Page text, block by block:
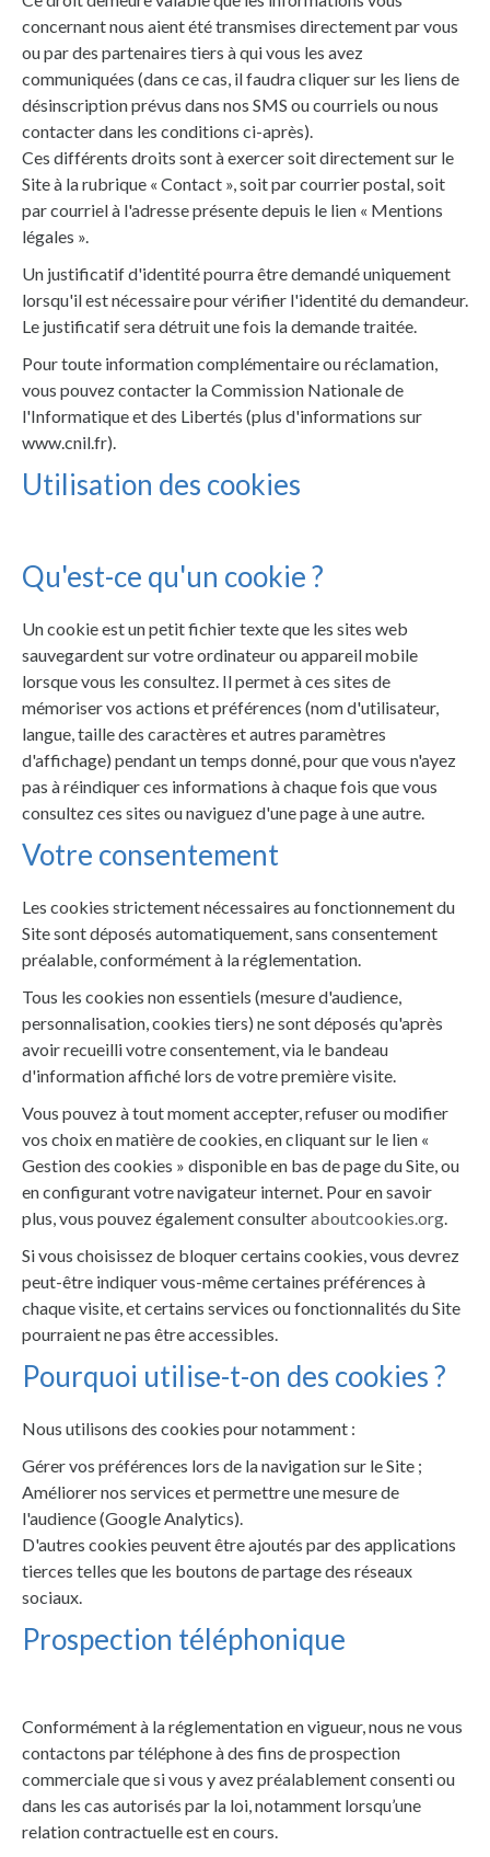
concernant nous aient été transmises directement par vous
ou par des partenaires tiers à qui vous les avez
communiquées (dans ce cas, il faudra cliquer sur les liens de
désinscription prévus dans nos SMS ou courriels ou nous
contacter dans les conditions ci-après).
Ces différents droits sont à exercer soit directement sur le
Site à la rubrique « Contact », soit par courrier postal, soit
par courriel à l'adresse présente depuis le lien « Mentions
légales ».
Un justificatif d'identité pourra être demandé uniquement
lorsqu'il est nécessaire pour vérifier l'identité du demandeur.
Le justificatif sera détruit une fois la demande traitée.
Pour toute information complémentaire ou réclamation,
vous pouvez contacter la Commission Nationale de
l'Informatique et des Libertés (plus d'informations sur
www.cnil.fr).
Utilisation des cookies
Qu'est-ce qu'un cookie ?
Un cookie est un petit fichier texte que les sites web
sauvegardent sur votre ordinateur ou appareil mobile
lorsque vous les consultez. Il permet à ces sites de
mémoriser vos actions et préférences (nom d'utilisateur,
langue, taille des caractères et autres paramètres
d'affichage) pendant un temps donné, pour que vous n'ayez
pas à réindiquer ces informations à chaque fois que vous
consultez ces sites ou naviguez d'une page à une autre.
Votre consentement
Les cookies strictement nécessaires au fonctionnement du
Site sont déposés automatiquement, sans consentement
préalable, conformément à la réglementation.
Tous les cookies non essentiels (mesure d'audience,
personnalisation, cookies tiers) ne sont déposés qu'après
avoir recueilli votre consentement, via le bandeau
d'information affiché lors de votre première visite.
Vous pouvez à tout moment accepter, refuser ou modifier
vos choix en matière de cookies, en cliquant sur le lien «
Gestion des cookies » disponible en bas de page du Site, ou
en configurant votre navigateur internet. Pour en savoir
plus, vous pouvez également consulteraboutcookies.org.
Si vous choisissez de bloquer certains cookies, vous devrez
peut-être indiquer vous-même certaines préférences à
chaque visite, et certains services ou fonctionnalités du Site
pourraient ne pas être accessibles.
Pourquoi utilise-t-on des cookies ?
Nous utilisons des cookies pour notamment :
Gérer vos préférences lors de la navigation sur le Site ;
Améliorer nos services et permettre une mesure de
l'audience (Google Analytics).
D'autres cookies peuvent être ajoutés par des applications
tierces telles que les boutons de partage des réseaux
sociaux.
Prospection téléphonique
Conformément à la réglementation en vigueur, nous ne vous
contactons par téléphone à des fins de prospection
commerciale que si vous y avez préalablement consenti ou
dans les cas autorisés par la loi, notamment lorsqu’une
relation contractuelle est en cours.